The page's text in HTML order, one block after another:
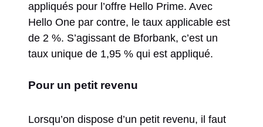
appliqués pour l’offre Hello Prime. Avec
Hello One par contre, le taux applicable est
de 2 %. S’agissant de Bforbank, c’est un
taux unique de 1,95 % qui est appliqué.
Pour un petit revenu
Lorsqu’on dispose d’un petit revenu, il faut